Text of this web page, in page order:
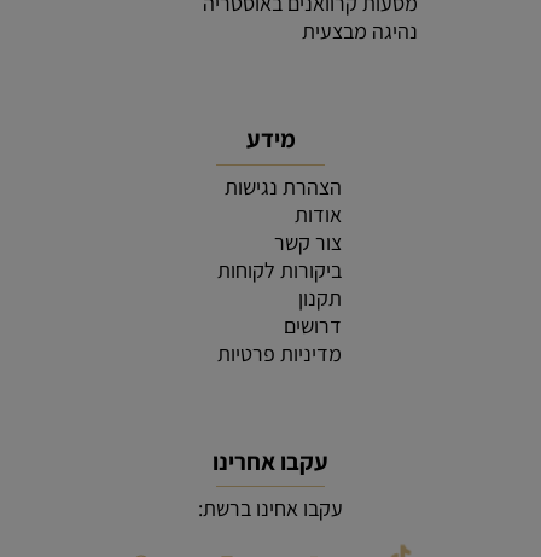
נהיגה מבצעית
מידע
הצהרת נגישות
אודות
צור קשר
ביקורות לקוחות
תקנון
דרושים
מדיניות פרטיות
עקבו אחרינו
עקבו אחינו ברשת: